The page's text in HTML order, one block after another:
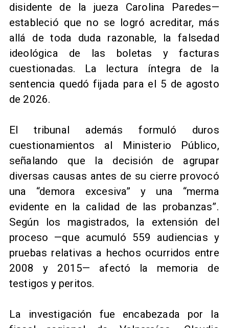
disidente de la jueza Carolina Paredes—
estableció que no se logró acreditar, más
allá de toda duda razonable, la falsedad
ideológica de las boletas y facturas
cuestionadas. La lectura íntegra de la
sentencia quedó fijada para el 5 de agosto
de 2026.
El tribunal además formuló duros
cuestionamientos al Ministerio Público,
señalando que la decisión de agrupar
diversas causas antes de su cierre provocó
una “demora excesiva” y una “merma
evidente en la calidad de las probanzas”.
Según los magistrados, la extensión del
proceso —que acumuló 559 audiencias y
pruebas relativas a hechos ocurridos entre
2008 y 2015— afectó la memoria de
testigos y peritos.
La investigación fue encabezada por la